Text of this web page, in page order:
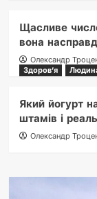
Щасливе
вона
Олександр
Здоров'я
Який йогурт
штамів і
Олександр